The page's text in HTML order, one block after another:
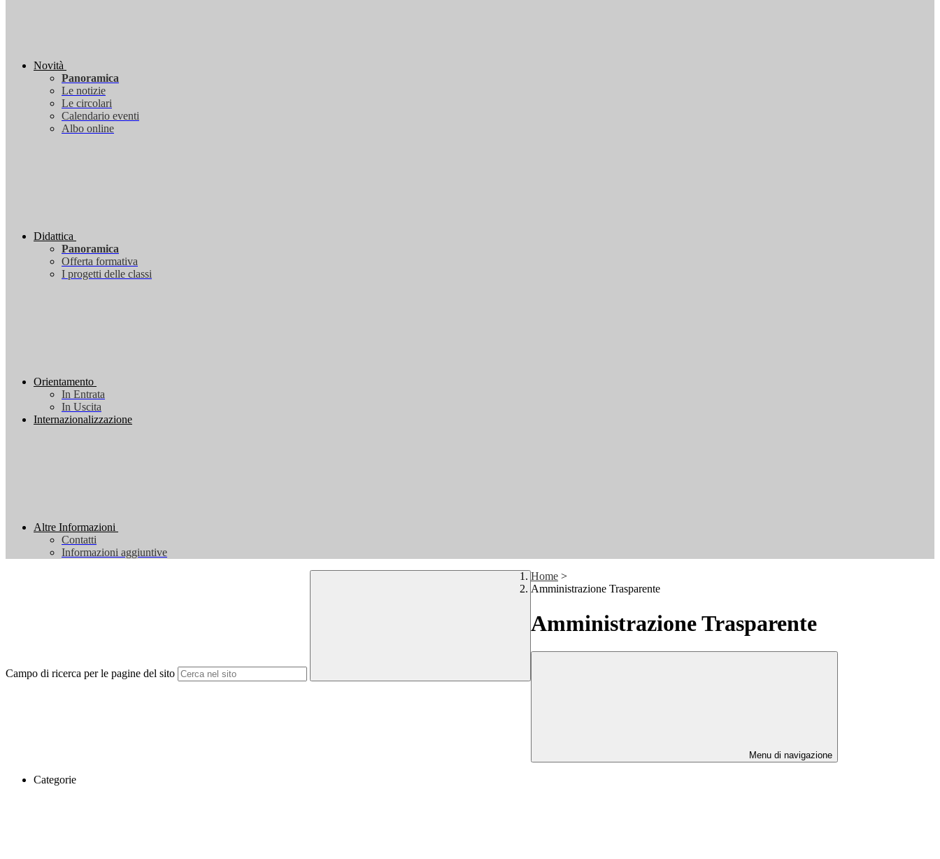
Novità
Panoramica
Le notizie
Le circolari
Calendario eventi
Albo online
Didattica
Panoramica
Offerta formativa
I progetti delle classi
Orientamento
In Entrata
In Uscita
Internazionalizzazione
Altre Informazioni
Contatti
Informazioni aggiuntive
Campo di ricerca per le pagine del sito
Home >
Amministrazione Trasparente
Amministrazione Trasparente
Menu di navigazione
Categorie